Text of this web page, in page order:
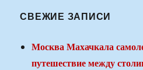
СВЕЖИЕ ЗАПИСИ
Москва Махачкала
путешествие между